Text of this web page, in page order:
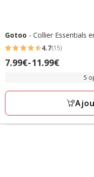
Gotoo - Collier Essentials
4.7
étoiles
15
4.7(15)
Prix
à
11.99€
7.99€-11.99€
5